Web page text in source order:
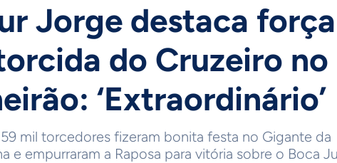
Jorge destaca força
do Cruzeiro no
‘Extraordinário’
mil torcedores fizeram bonita festa no Gigante da
e empurraram a Raposa para vitória sobre o Boca